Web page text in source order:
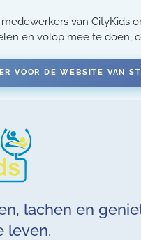
medewerkers van CityKids
en volop mee te doen,
VOOR DE WEBSITE VAN
lachen en
leven.